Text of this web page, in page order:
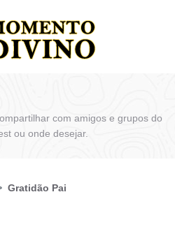
com amigos e grupos do
ou onde desejar.
Gratidão Pai